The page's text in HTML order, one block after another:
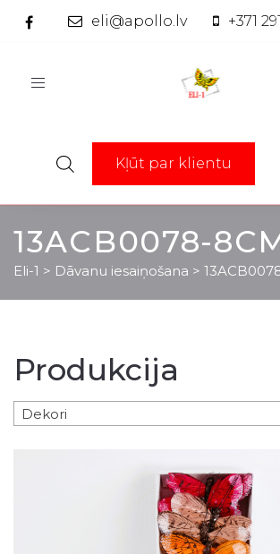
eli@apollo.lv +371
Toggle
Kļūt par klientu
13ACB0078-
Eli-1 > Dāvanu iesaiņošana >
Produkcija
Dekori